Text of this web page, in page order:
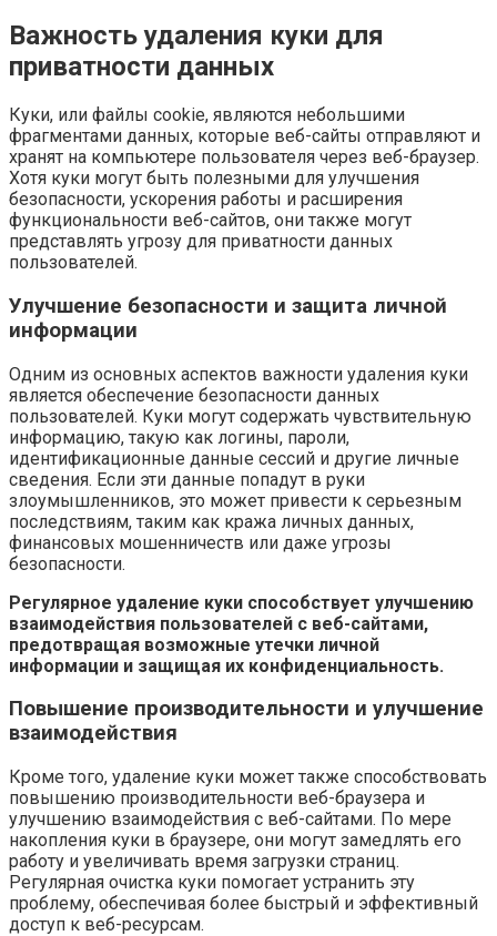
Важность удаления куки для
приватности данных
Куки, или файлы cookie, являются небольшими
фрагментами данных, которые веб-сайты отправляют и
хранят на компьютере пользователя через веб-браузер.
Хотя куки могут быть полезными для улучшения
безопасности, ускорения работы и расширения
функциональности веб-сайтов, они также могут
представлять угрозу для приватности данных
пользователей.
Улучшение безопасности и защита личной
информации
Одним из основных аспектов важности удаления куки
является обеспечение безопасности данных
пользователей. Куки могут содержать чувствительную
информацию, такую как логины, пароли,
идентификационные данные сессий и другие личные
сведения. Если эти данные попадут в руки
злоумышленников, это может привести к серьезным
последствиям, таким как кража личных данных,
финансовых мошенничеств или даже угрозы
безопасности.
Регулярное удаление куки способствует улучшению
взаимодействия пользователей с веб-сайтами,
предотвращая возможные утечки личной
информации и защищая их конфиденциальность.
Повышение производительности и улучшение
взаимодействия
Кроме того, удаление куки может также способствовать
повышению производительности веб-браузера и
улучшению взаимодействия с веб-сайтами. По мере
накопления куки в браузере, они могут замедлять его
работу и увеличивать время загрузки страниц.
Регулярная очистка куки помогает устранить эту
проблему, обеспечивая более быстрый и эффективный
доступ к веб-ресурсам.